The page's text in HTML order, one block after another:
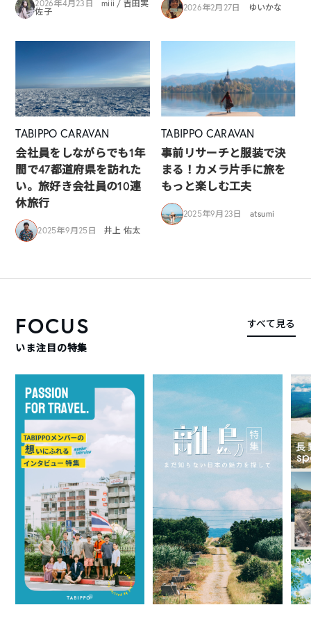
2026年4月23日
miii / 吉田実
佐子
2026年2月27日 ゆいかな
TABIPPO CARAVAN
会社員をしながらでも1年
間で47都道府県を訪れた
い。旅好き会社員の10連
休旅行
2025年9月25日 井上 佑太
TABIPPO CARAVAN
事前リサーチと服装で決
まる！カメラ片手に旅を
もっと楽しむ工夫
2025年9月23日 atsumi
FOCUS
いま注目の特集
すべて見る